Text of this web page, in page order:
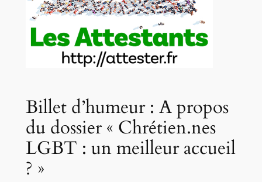
Billet d’humeur : A propos
du dossier « Chrétien.nes
LGBT : un meilleur accueil
? »